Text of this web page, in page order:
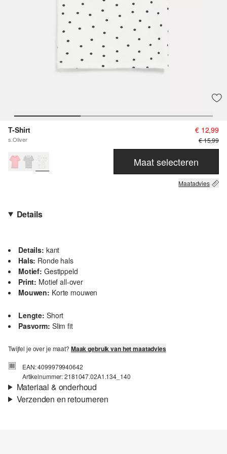
T-Shirt
s.Oliver
€ 12,99
€ 15,99
Maat selecteren
Maatadvies
Details
Details: kant
Hals: Ronde hals
Motief: Gestippeld
Print: Motief all-over
Mouwen: Korte mouwen
Lengte: Short
Pasvorm: Slim fit
Twijfel je over je maat? Maak gebruik van het maatadvies
EAN: 4099979940642
Artikelnummer: 2181047.02A1.134_140
Materiaal & onderhoud
Verzenden en retourneren